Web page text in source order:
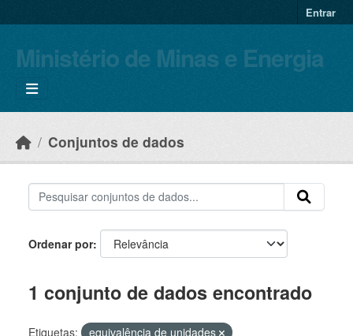
Entrar
Ministério de Minas e Energia
Conjuntos de dados
Ordenar por
1 conjunto de dados encontrado
Etiquetas:
equivalência de unidades